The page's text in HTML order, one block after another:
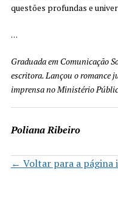
questões profundas e
. . .
Graduada em Comunicação
escritora. Lançou o romance
imprensa no Ministério
Poliana Ribeiro
← Voltar para a página